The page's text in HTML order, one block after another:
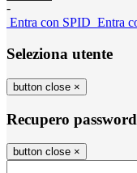
-
Entra con SPID Entra
Seleziona utente
button close ×
Recupero password
button close ×